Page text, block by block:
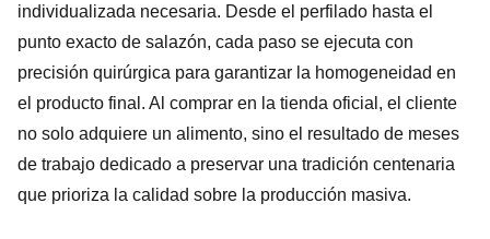
individualizada necesaria. Desde el perfilado hasta el
punto exacto de salazón, cada paso se ejecuta con
precisión quirúrgica para garantizar la homogeneidad en
el producto final. Al comprar en la tienda oficial, el cliente
no solo adquiere un alimento, sino el resultado de meses
de trabajo dedicado a preservar una tradición centenaria
que prioriza la calidad sobre la producción masiva.